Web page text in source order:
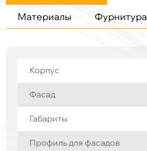
Материалы
Фурнитура
Корпус
Фасад
Габариты
Профиль для фасадов